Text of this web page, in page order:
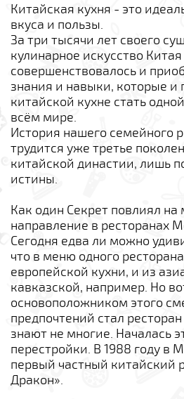
Китайская кухня - это
вкуса и пользы.
За три тысячи лет своего
кулинарное искусство Китая
совершенствовалось и
знания и навыки, которые и
китайской кухне стать
всём мире.
История нашего семейного
трудится уже третье
китайской династии, лишь
истины.
Как один Секрет повлиял на
направление в ресторанах
Сегодня едва ли можно
что в меню одного
европейской кухни, и из
кавказской, например. Но
основоположником этого
предпочтений стал
знают не многие. Началась
перестройки. В 1988 году в
первый частный китайский
Дракон».